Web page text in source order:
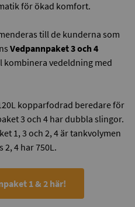
för ökad komfort.
till de kunderna som
Vedpannpaket 3 och 4
kombinera vedeldning med
kopparfodrad beredare för
3 och 4 har dubbla slingor.
1, 3 och 2, 4 är tankvolymen
2, 4 har 750L.
1 & 2 här!